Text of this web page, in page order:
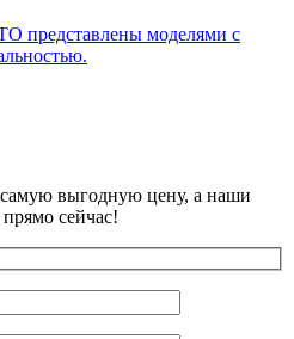
представлены моделями с
самую выгодную цену, а наши
сейчас!